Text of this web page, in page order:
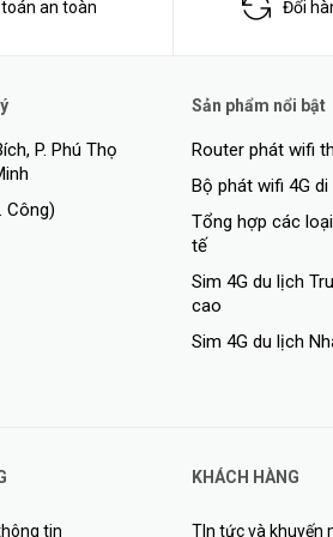
hơn, bạn có thể hình dung Wifi Dual
an toàn Đổi
P. Phú Thọ
Công)
Sản phẩm nổi bật
Router phát wifi
Bộ phát wifi 4G
Tổng hợp các
tế
Sim 4G du lịch
cao
Sim 4G du lịch
tin
KHÁCH HÀNG
TIn tức và khuyến